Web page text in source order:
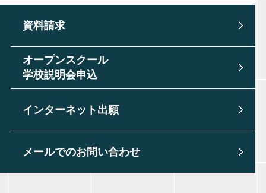
資料請求
オープンスクール
学校説明会申込
インターネット出願
メールでのお問い合わせ